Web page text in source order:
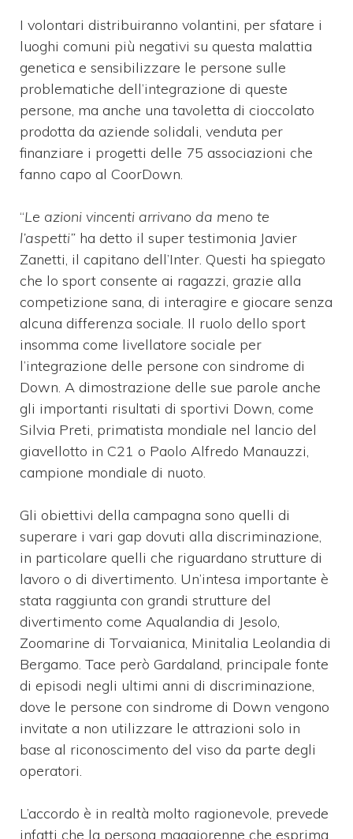
I volontari distribuiranno volantini, per sfatare i
luoghi comuni più negativi su questa malattia
genetica e sensibilizzare le persone sulle
problematiche dell’integrazione di queste
persone, ma anche una tavoletta di cioccolato
prodotta da aziende solidali, venduta per
finanziare i progetti delle 75 associazioni che
fanno capo al CoorDown.
“Le azioni vincenti arrivano da meno te
l’aspetti” ha detto il super testimonia Javier
Zanetti, il capitano dell’Inter. Questi ha spiegato
che lo sport consente ai ragazzi, grazie alla
competizione sana, di interagire e giocare senza
alcuna differenza sociale. Il ruolo dello sport
insomma come livellatore sociale per
l’integrazione delle persone con sindrome di
Down. A dimostrazione delle sue parole anche
gli importanti risultati di sportivi Down, come
Silvia Preti, primatista mondiale nel lancio del
giavellotto in C21 o Paolo Alfredo Manauzzi,
campione mondiale di nuoto.
Gli obiettivi della campagna sono quelli di
superare i vari gap dovuti alla discriminazione,
in particolare quelli che riguardano strutture di
lavoro o di divertimento. Un’intesa importante è
stata raggiunta con grandi strutture del
divertimento come Aqualandia di Jesolo,
Zoomarine di Torvaianica, Minitalia Leolandia di
Bergamo. Tace però Gardaland, principale fonte
di episodi negli ultimi anni di discriminazione,
dove le persone con sindrome di Down vengono
invitate a non utilizzare le attrazioni solo in
base al riconoscimento del viso da parte degli
operatori.
L’accordo è in realtà molto ragionevole, prevede
infatti che la persona maggiorenne che esprima